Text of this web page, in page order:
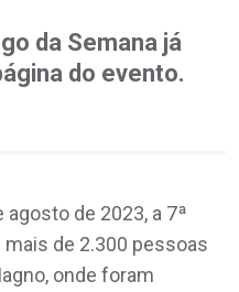
da Semana já
do evento.
agosto de 2023, a 7ª
mais de 2.300 pessoas
onde foram